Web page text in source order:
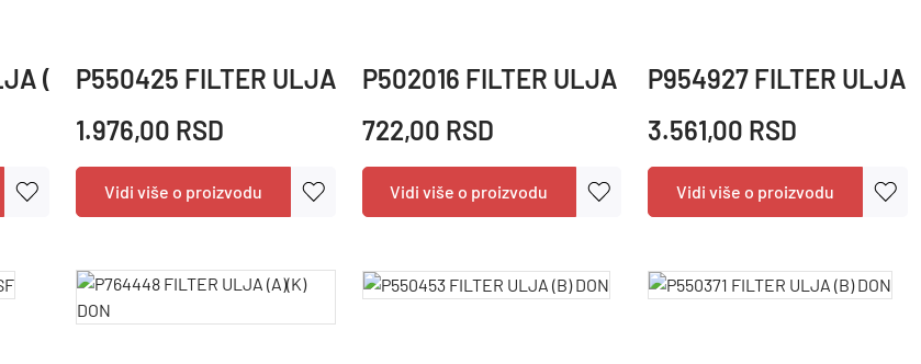
(B) DON
P550425 FILTER ULJA (B) DON
1.976,00 RSD
Vidi više o proizvodu
P502016 FILTER ULJA (B) DON
722,00 RSD
Vidi više o proizvodu
P954927 FILTER ULJA
3.561,00 RSD
Vidi više o proizvodu